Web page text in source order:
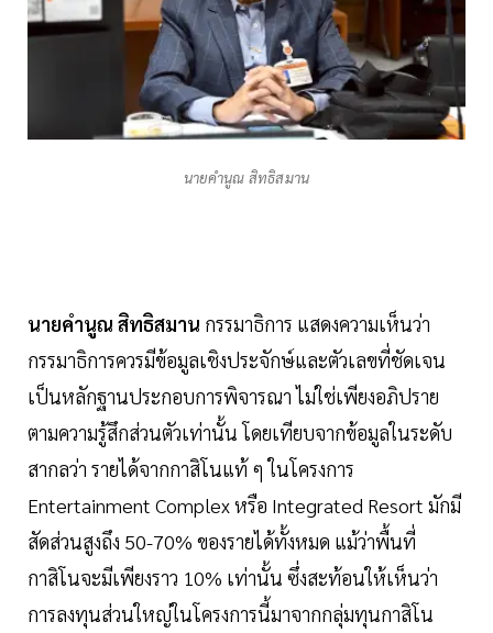
นายคำนูณ สิทธิสมาน
นายคำนูณ สิทธิสมาน กรรมาธิการ แสดงความเห็นว่า
กรรมาธิการควรมีข้อมูลเชิงประจักษ์และตัวเลขที่ชัดเจน
เป็นหลักฐานประกอบการพิจารณา ไม่ใช่เพียงอภิปราย
ตามความรู้สึกส่วนตัวเท่านั้น โดยเทียบจากข้อมูลในระดับ
สากลว่า รายได้จากกาสิโนแท้ ๆ ในโครงการ
Entertainment Complex หรือ Integrated Resort มักมี
สัดส่วนสูงถึง 50-70% ของรายได้ทั้งหมด แม้ว่าพื้นที่
กาสิโนจะมีเพียงราว 10% เท่านั้น ซึ่งสะท้อนให้เห็นว่า
การลงทุนส่วนใหญ่ในโครงการนี้มาจากกลุ่มทุนกาสิโน